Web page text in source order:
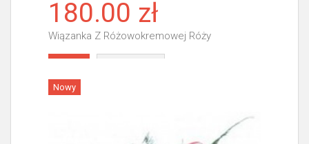
180.00 zł
Wiązanka Z Różowokremowej Róży
Nowy